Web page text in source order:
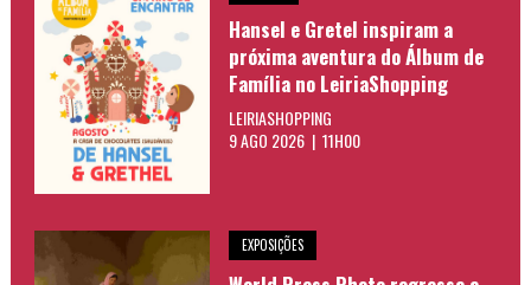
Hansel e Gretel inspiram a
próxima aventura do Álbum de
Família no LeiriaShopping
LEIRIASHOPPING
9 AGO 2026 | 11H00
EXPOSIÇÕES